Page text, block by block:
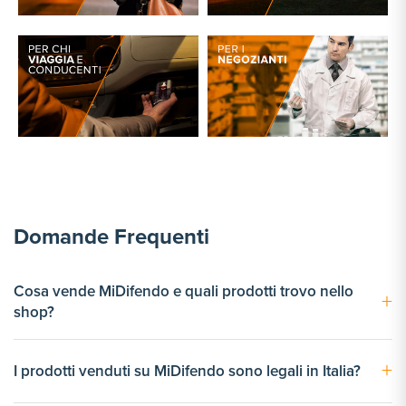
Domande Frequenti
Cosa vende MiDifendo e quali prodotti trovo nello
shop?
+
e pistole al peperoncino, telecamere di sorveglianza WiFi,
fondine per tutti i modelli di pistola, zaini antifurto, salvavita
I prodotti venduti su MiDifendo sono legali in Italia? +